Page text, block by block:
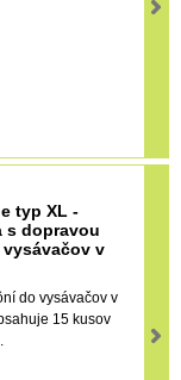
typ XL -
s dopravou
v
do vysávačov v
15 kusov